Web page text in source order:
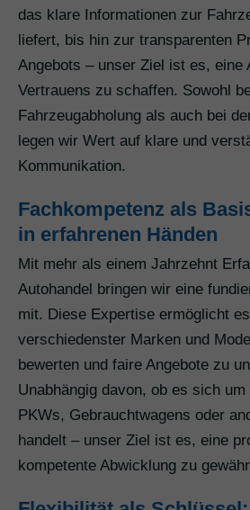
das klare Informationen zur
liefert, bis hin zur transparenten
Angebots – unser Ziel ist es, eine
Vertrauens zu schaffen. Sowohl
Fahrzeugabholung als auch bei
legen wir Wert auf klare und
Kommunikation.
Fachkompetenz als
in erfahrenen Händen
Mit mehr als einem Jahrzehnt
Autohandel bringen wir eine
mit. Diese Expertise ermöglicht
verschiedenster Marken und
bewerten und faire Angebote zu
Unabhängig davon, ob es sich
PKWs, Gebrauchtwagens oder
handelt – unser Ziel ist es, eine
kompetente Abwicklung zu